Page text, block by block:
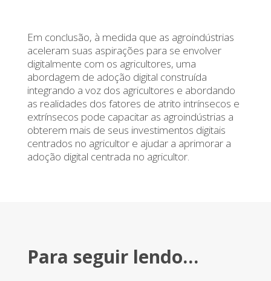
Em conclusão, à medida que as agroindústrias
aceleram suas aspirações para se envolver
digitalmente com os agricultores, uma
abordagem de adoção digital construída
integrando a voz dos agricultores e abordando
as realidades dos fatores de atrito intrínsecos e
extrínsecos pode capacitar as agroindústrias a
obterem mais de seus investimentos digitais
centrados no agricultor e ajudar a aprimorar a
adoção digital centrada no agricultor.
Para seguir lendo…